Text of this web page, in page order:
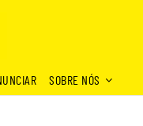
SOBRE NÓS